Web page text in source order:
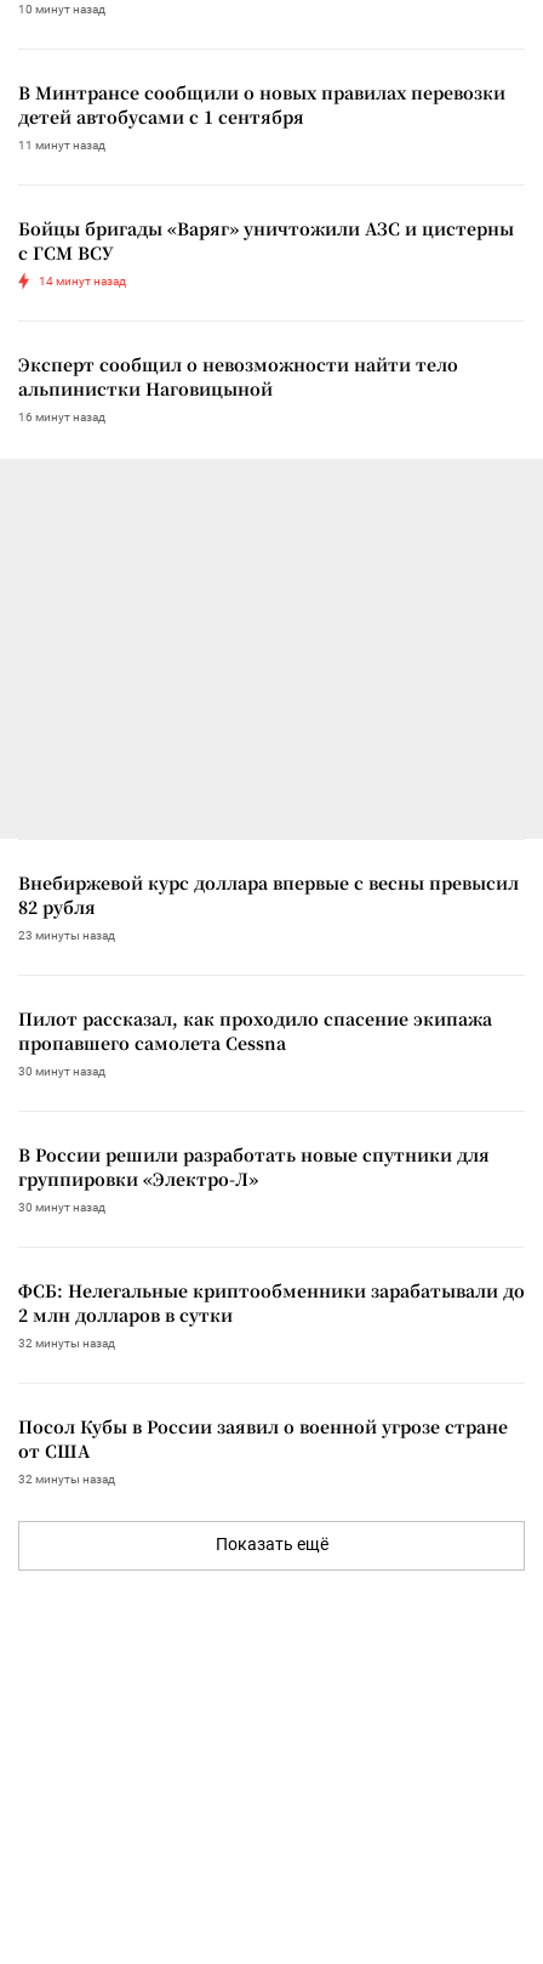
10 минут назад
В Минтрансе сообщили о новых правилах перевозки
детей автобусами с 1 сентября
11 минут назад
Бойцы бригады «Варяг» уничтожили АЗС и цистерны
с ГСМ ВСУ
14 минут назад
Эксперт сообщил о невозможности найти тело
альпинистки Наговицыной
16 минут назад
Внебиржевой курс доллара впервые с весны превысил
82 рубля
23 минуты назад
Пилот рассказал, как проходило спасение экипажа
пропавшего самолета Cessna
30 минут назад
В России решили разработать новые спутники для
группировки «Электро-Л»
30 минут назад
ФСБ: Нелегальные криптообменники зарабатывали до
2 млн долларов в сутки
32 минуты назад
Посол Кубы в России заявил о военной угрозе стране
от США
32 минуты назад
Показать ещё